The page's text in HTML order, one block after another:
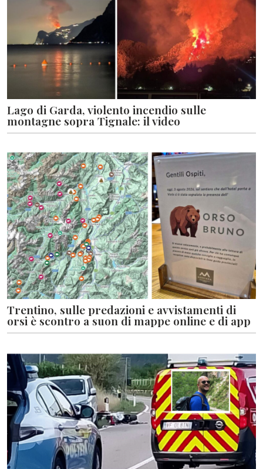
Lago di Garda, violento incendio sulle
montagne sopra Tignale: il video
Trentino, sulle predazioni e avvistamenti di
orsi è scontro a suon di mappe online e di app